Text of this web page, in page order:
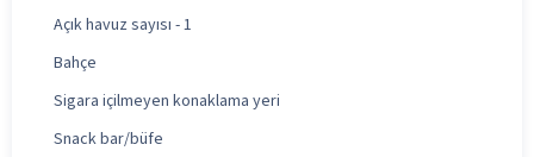
Açık havuz sayısı - 1
Bahçe
Sigara içilmeyen konaklama yeri
Snack bar/büfe